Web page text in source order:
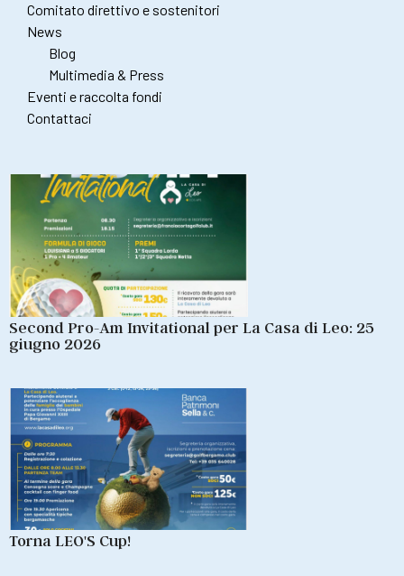
Comitato direttivo e sostenitori
News
Blog
Multimedia & Press
Eventi e raccolta fondi
Contattaci
Second Pro-Am Invitational per La Casa di Leo: 25
giugno 2026
Torna LEO'S Cup!